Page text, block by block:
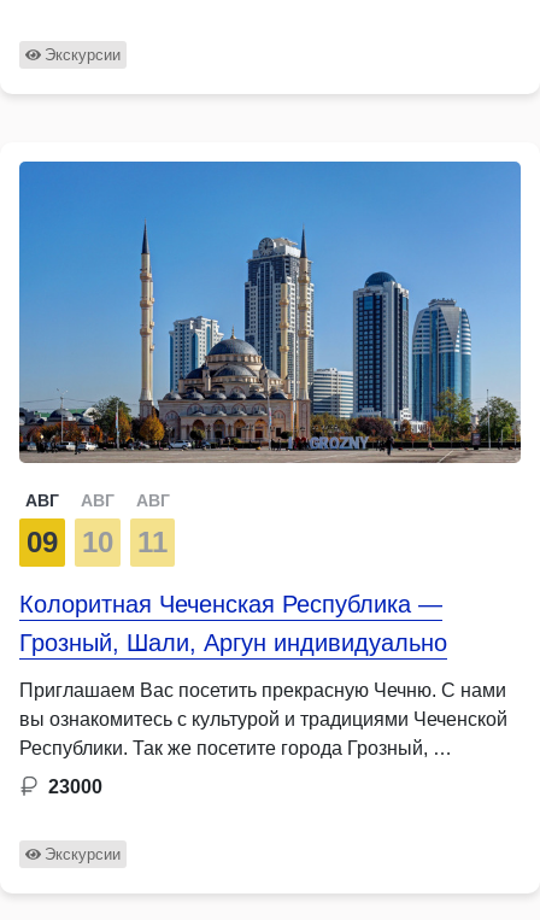
Экскурсии
АВГ
09
АВГ
10
АВГ
11
Колоритная Чеченская Республика —
Грозный, Шали, Аргун индивидуально
Приглашаем Вас посетить прекрасную Чечню. С нами
вы ознакомитесь с культурой и традициями Чеченской
Республики. Так же посетите города Грозный, …
23000
Экскурсии